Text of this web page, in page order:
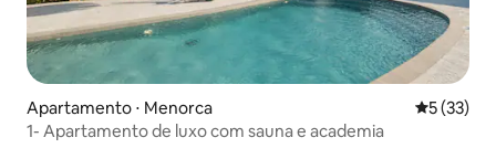
Apartamento ⋅ Menorca 5 de uma
5 (33)
1- Apartamento de luxo com sauna e academia